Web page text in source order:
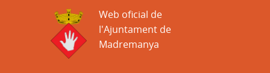
Web oficial de
l'Ajuntament de
Madremanya